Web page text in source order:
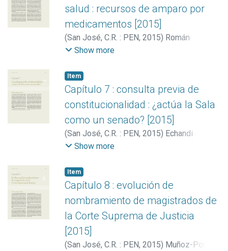
salud : recursos de amparo por
medicamentos [2015]
(San José, C.R. : PEN, 2015) Román
Forastelli, Marcela
Show more
Item
Capítulo 7 : consulta previa de
constitucionalidad : ¿actúa la Sala
como un senado? [2015]
(San José, C.R. : PEN, 2015) Echandi
Gurdián, María Lourdes
Show more
Item
Capítulo 8 : evolución de
nombramiento de magistrados de
la Corte Suprema de Justicia
[2015]
(San José, C.R. : PEN, 2015) Muñoz-Portillo,